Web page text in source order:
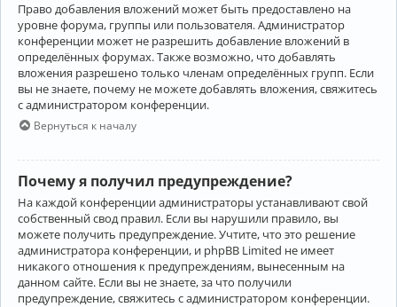
Право добавления вложений может быть предоставлено на
уровне форума, группы или пользователя. Администратор
конференции может не разрешить добавление вложений в
определённых форумах. Также возможно, что добавлять
вложения разрешено только членам определённых групп. Если
вы не знаете, почему не можете добавлять вложения, свяжитесь
с администратором конференции.
Вернуться к началу
Почему я получил предупреждение?
На каждой конференции администраторы устанавливают свой
собственный свод правил. Если вы нарушили правило, вы
можете получить предупреждение. Учтите, что это решение
администратора конференции, и phpBB Limited не имеет
никакого отношения к предупреждениям, вынесенным на
данном сайте. Если вы не знаете, за что получили
предупреждение, свяжитесь с администратором конференции.